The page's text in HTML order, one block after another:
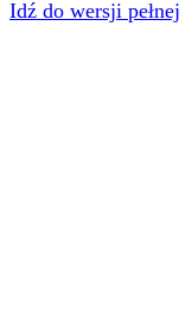
Idź do wersji pełnej